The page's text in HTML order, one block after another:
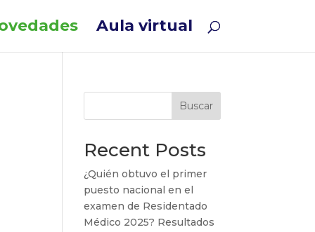
Aula virtual
Buscar
Recent Posts
¿Quién obtuvo el primer
puesto nacional en el
examen de Residentado
Médico 2025? Resultados